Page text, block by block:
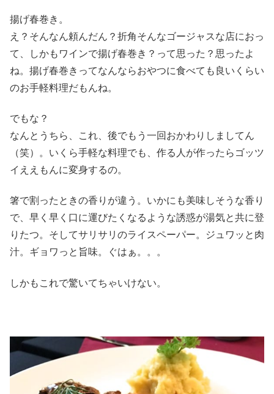
揚げ春巻き。
え？そんなん頼んだん？折角そんなゴージャスな店におっ
て、しかもワインで揚げ春巻き？って思った？思ったよ
ね。揚げ春巻きってなんならおやつに食べても良いくらい
のお手軽料理だもんね。
でもな？
なんとうちら、これ、後でもう一回おかわりしましてん
（笑）。いくら手軽な料理でも、作る人が作ったらゴッツ
イええもんに変身するの。
箸で割ったときの香りが違う。いかにも美味しそうな香り
で、早く早く口に運びたくなるような誘惑が湯気と共に登
りたつ。そしてサリサリのライスペーパー。ジュワッと肉
汁。ギョワっと旨味。ぐはぁ。。。
しかもこれで驚いてちゃいけない。